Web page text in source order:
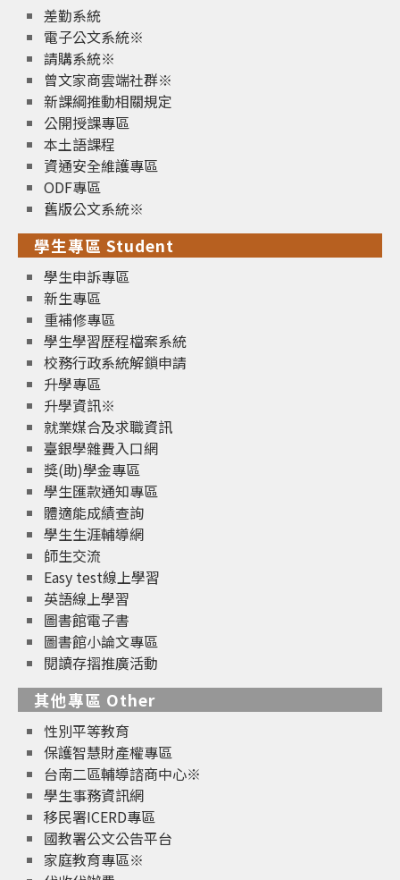
差勤系統
電子公文系統※
請購系統※
曾文家商雲端社群※
新課綱推動相關規定
公開授課專區
本土語課程
資通安全維護專區
ODF專區
舊版公文系統※
學生專區 Student
學生申訴專區
新生專區
重補修專區
學生學習歷程檔案系統
校務行政系統解鎖申請
升學專區
升學資訊※
就業媒合及求職資訊
臺銀學雜費入口網
獎(助)學金專區
學生匯款通知專區
體適能成績查詢
學生生涯輔導網
師生交流
Easy test線上學習
英語線上學習
圖書館電子書
圖書館小論文專區
閱讀存摺推廣活動
其他專區 Other
性別平等教育
保護智慧財產權專區
台南二區輔導諮商中心※
學生事務資訊網
移民署ICERD專區
國教署公文公告平台
家庭教育專區※